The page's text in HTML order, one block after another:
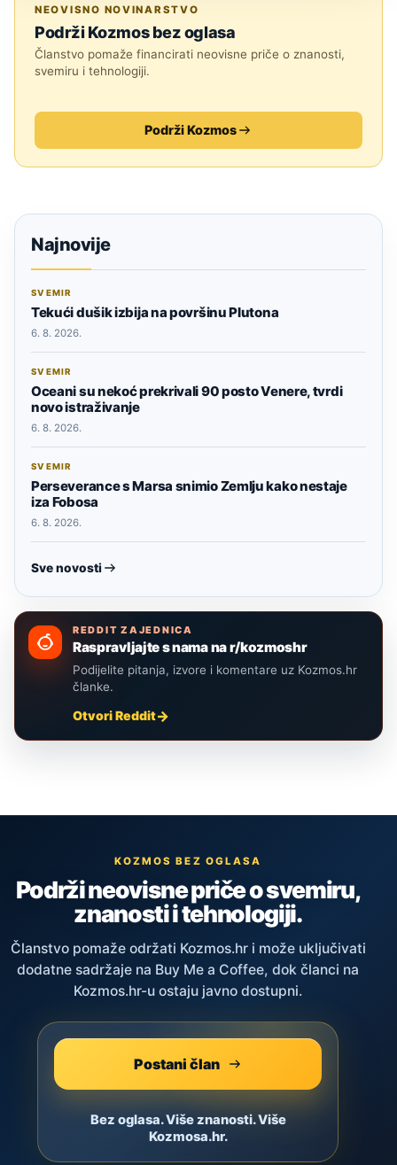
NEOVISNO NOVINARSTVO
Podrži Kozmos bez oglasa
Članstvo pomaže financirati neovisne priče o znanosti,
svemiru i tehnologiji.
Podrži Kozmos
Najnovije
SVEMIR
Tekući dušik izbija na površinu Plutona
6. 8. 2026.
SVEMIR
Oceani su nekoć prekrivali 90 posto Venere, tvrdi
novo istraživanje
6. 8. 2026.
SVEMIR
Perseverance s Marsa snimio Zemlju kako nestaje
iza Fobosa
6. 8. 2026.
Sve novosti
REDDIT ZAJEDNICA
Raspravljajte s nama na r/kozmoshr
Podijelite pitanja, izvore i komentare uz Kozmos.hr
članke.
Otvori Reddit
KOZMOS BEZ OGLASA
Podrži neovisne priče o svemiru,
znanosti i tehnologiji.
Članstvo pomaže održati Kozmos.hr i može uključivati
dodatne sadržaje na Buy Me a Coffee, dok članci na
Kozmos.hr-u ostaju javno dostupni.
Postani član
Bez oglasa. Više znanosti. Više
Kozmosa.hr.